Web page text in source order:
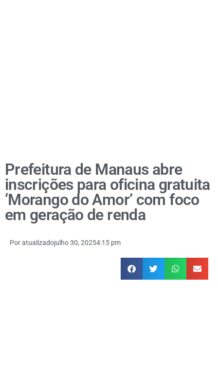
Prefeitura de Manaus abre
inscrições para oficina gratuita
‘Morango do Amor’ com foco
em geração de renda
Poratualizadojulho 30, 20254:15 pm